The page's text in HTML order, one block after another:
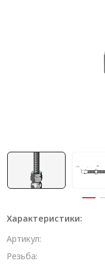
Алюминиевые
Алюминиевая
Крейты и кассеты
Профиль
Радиаторный
Лист алюминиевый
Метрический
Конструкции из
Услуги
Характеристики:
Артикул:
Резьба: